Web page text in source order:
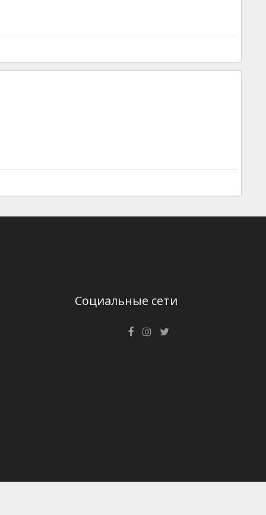
Социальные сети